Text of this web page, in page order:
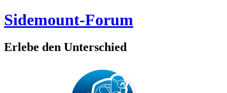
Sidemount-Forum
Erlebe den Unterschied